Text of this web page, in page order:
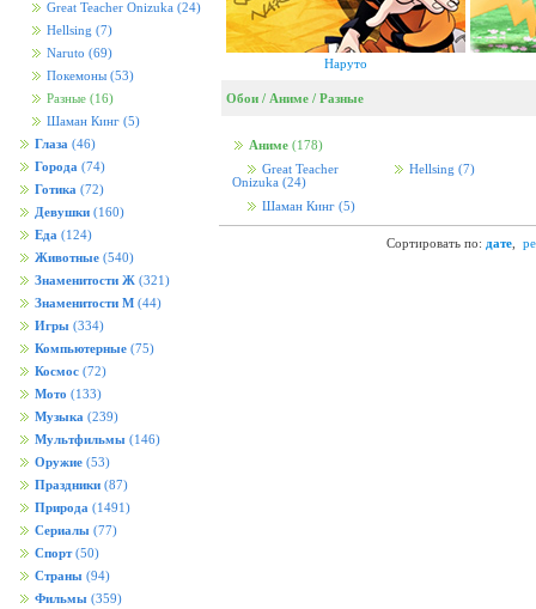
Great Teacher Onizuka (24)
Hellsing (7)
Naruto (69)
Покемоны (53)
Разные (16)
Шаман Кинг (5)
Глаза (46)
Города (74)
Готика (72)
Девушки (160)
Еда (124)
Животные (540)
Знаменитости Ж (321)
Знаменитости М (44)
Игры (334)
Компьютерные (75)
Космос (72)
Мото (133)
Музыка (239)
Мультфильмы (146)
Оружие (53)
Праздники (87)
Природа (1491)
Сериалы (77)
Спорт (50)
Страны (94)
Фильмы (359)
Наруто
Обои / Аниме / Разные
Аниме (178)
Great Teacher
Onizuka (24)
Hellsing (7)
Шаман Кинг (5)
Сортировать по: дате